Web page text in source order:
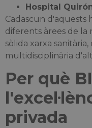
Hospital
Cadascun d'aquests
diferents àrees de la
sòlida xarxa
multidisciplinària
Per què
privada